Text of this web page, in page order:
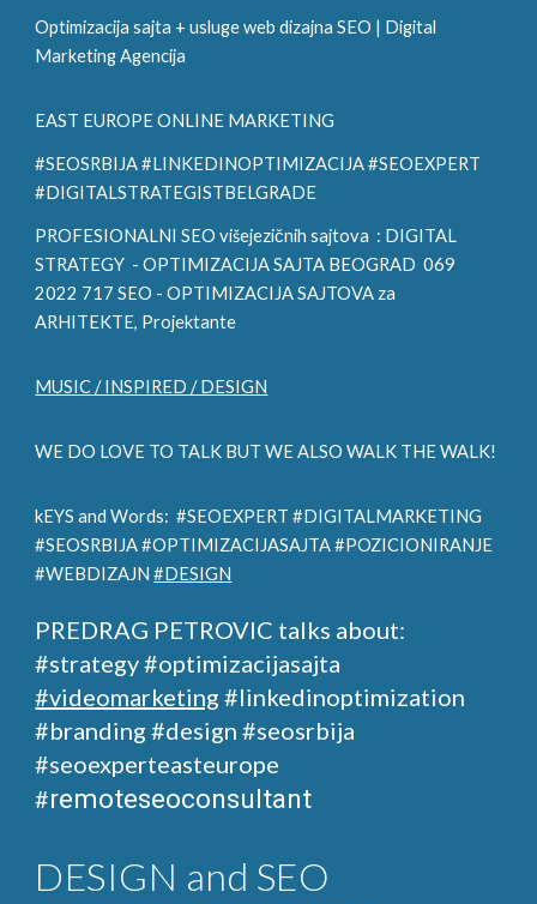
Optimizacija sajta + usluge web dizajna SEO | Digital
MarketingAgencija
EAST EUROPE ONLINE MARKETING
#SEOSRBIJA #LINKEDINOPTIMIZACIJA #SEOEXPERT
#DIGITALSTRATEGISTBELGRADE
PROFESIONALNI SEO višejezičnih sajtova : DIGITAL
STRATEGY - OPTIMIZACIJA SAJTA BEOGRAD 069
2022 717 SEO - OPTIMIZACIJA SAJTOVA za
ARHITEKTE, Projektante
MUSIC / INSPIRED / DESIGN
WE DO LOVE TO TALK BUT WE ALSO WALK THE WALK!
kEYS and Words: #SEOEXPERT #DIGITALMARKETING
#SEOSRBIJA #OPTIMIZACIJASAJTA #POZICIONIRANJE
#WEBDIZAJN#DESIGN
PREDRAG PETROVIC talks about:
#strategy #optimizacijasajta
#videomarketing #linkedinoptimization
#branding #design#seosrbija
#seoexperteasteurope
#remoteseoconsultant
DESIGN and SEO